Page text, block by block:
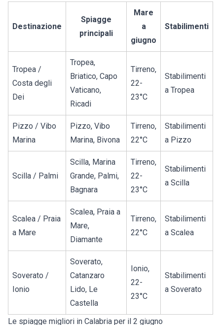
Destinazione
Spiagge
principali
Mare
a
giugno
Stabilimenti
Tropea /
Costa degli
Dei
Tropea,
Briatico, Capo
Vaticano,
Ricadi
Tirreno,
22-
23°C
Stabilimenti
a Tropea
Pizzo / Vibo
Marina
Pizzo, Vibo
Marina, Bivona
Tirreno,
22°C
Stabilimenti
a Pizzo
Scilla / Palmi
Scilla, Marina
Grande, Palmi,
Bagnara
Tirreno,
22-
23°C
Stabilimenti
a Scilla
Scalea / Praia
a Mare
Scalea, Praia a
Mare,
Diamante
Tirreno,
22°C
Stabilimenti
a Scalea
Soverato /
Ionio
Soverato,
Catanzaro
Lido, Le
Castella
Ionio,
22-
23°C
Stabilimenti
a Soverato
Le spiagge migliori in Calabria per il 2 giugno